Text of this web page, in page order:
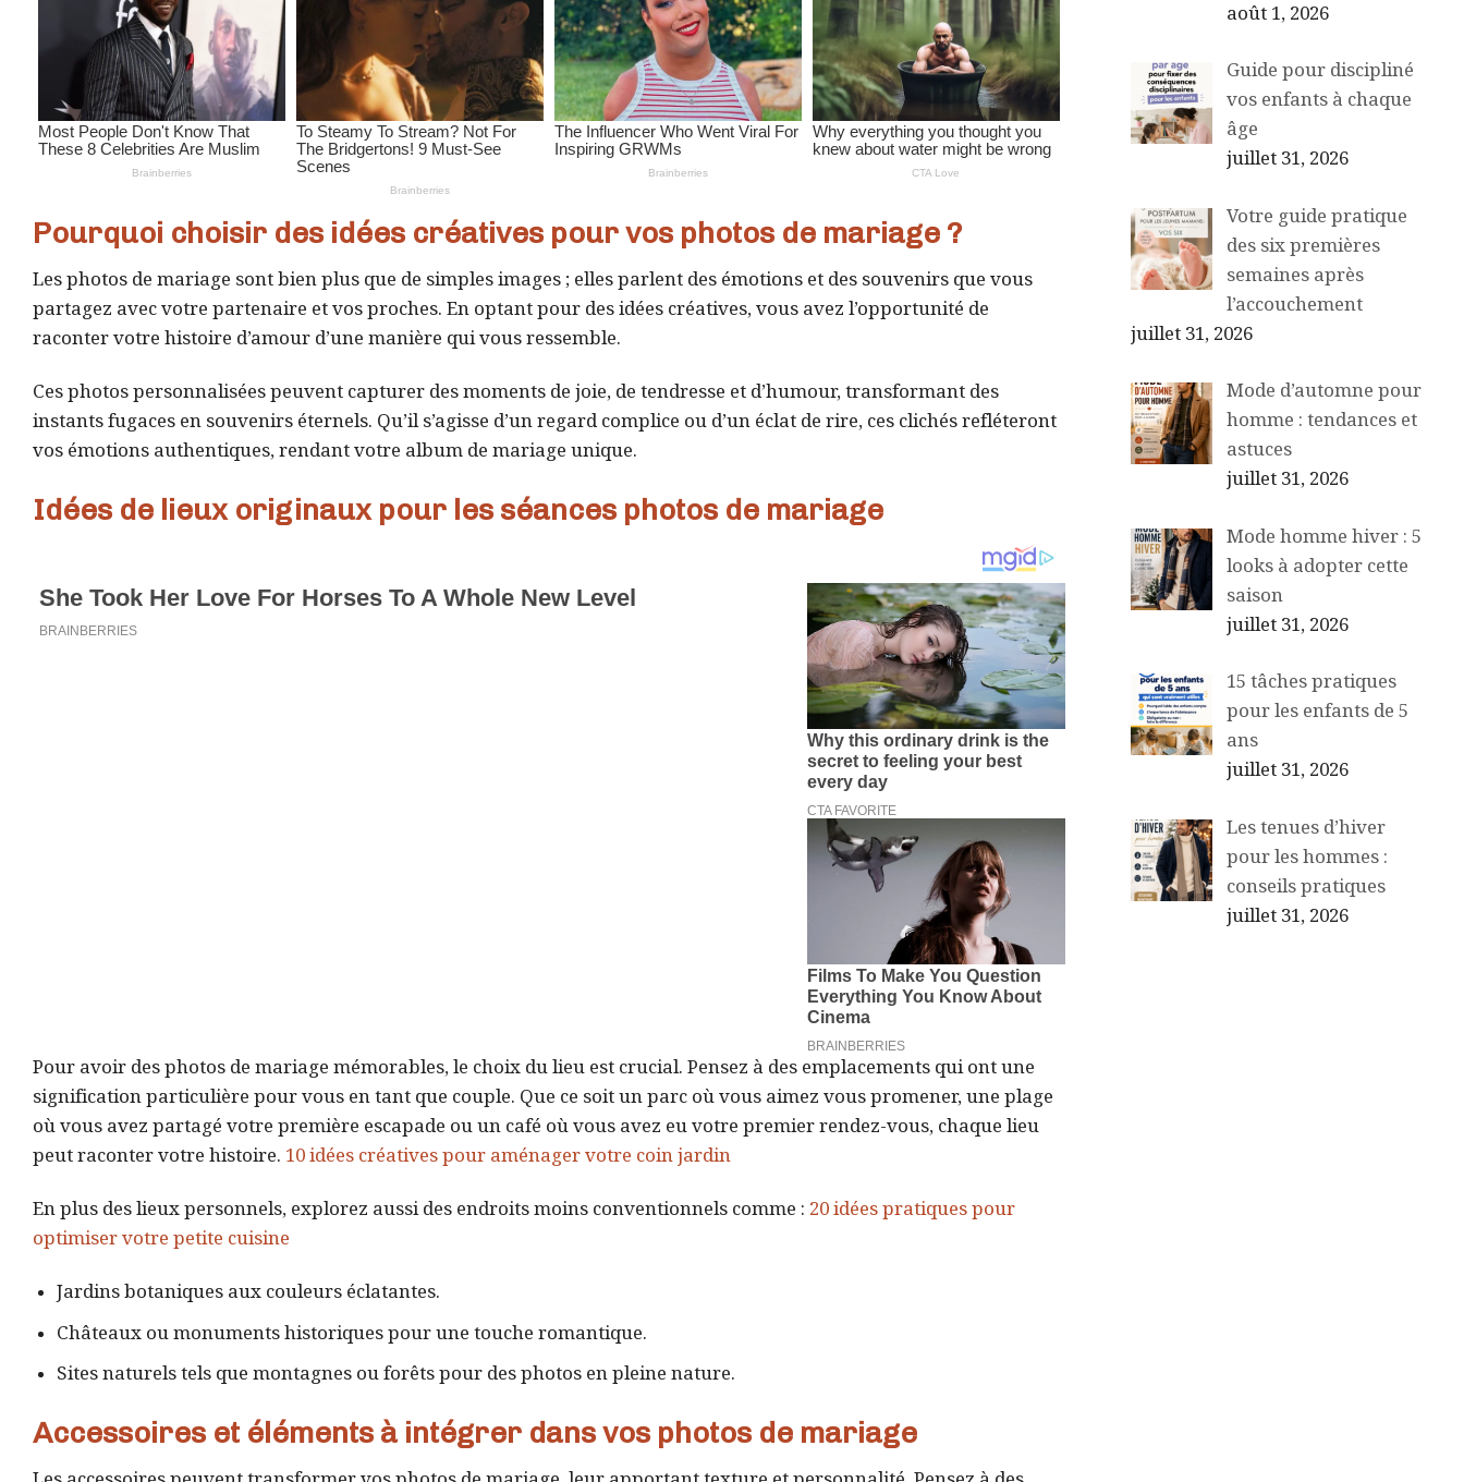
Pourquoi choisir des idées créatives pour vos photos de mariage ?
Les photos de mariage sont bien plus que de simples images ; elles parlent des émotions et des souvenirs que vous
partagez avec votre partenaire et vos proches. En optant pour des idées créatives, vous avez l’opportunité de
raconter votre histoire d’amour d’une manière qui vous ressemble.
Ces photos personnalisées peuvent capturer des moments de joie, de tendresse et d’humour, transformant des
instants fugaces en souvenirs éternels. Qu’il s’agisse d’un regard complice ou d’un éclat de rire, ces clichés refléteront
vos émotions authentiques, rendant votre album de mariage unique.
Idées de lieux originaux pour les séances photos de mariage
Pour avoir des photos de mariage mémorables, le choix du lieu est crucial. Pensez à des emplacements qui ont une
signification particulière pour vous en tant que couple. Que ce soit un parc où vous aimez vous promener, une plage
où vous avez partagé votre première escapade ou un café où vous avez eu votre premier rendez-vous, chaque lieu
peut raconter votre histoire. 10 idées créatives pour aménager votre coin jardin
En plus des lieux personnels, explorez aussi des endroits moins conventionnels comme : 20 idées pratiques pour
optimiser votre petite cuisine
Jardins botaniques aux couleurs éclatantes.
Châteaux ou monuments historiques pour une touche romantique.
Sites naturels tels que montagnes ou forêts pour des photos en pleine nature.
Accessoires et éléments à intégrer dans vos photos de mariage
août 1, 2026
Guide pour discipliné
vos enfants à chaque
âge
juillet 31, 2026
Votre guide pratique
des six premières
semaines après
l’accouchement
juillet 31, 2026
Mode d’automne pour
homme : tendances et
astuces
juillet 31, 2026
Mode homme hiver : 5
looks à adopter cette
saison
juillet 31, 2026
15 tâches pratiques
pour les enfants de 5
ans
juillet 31, 2026
Les tenues d’hiver
pour les hommes :
conseils pratiques
juillet 31, 2026